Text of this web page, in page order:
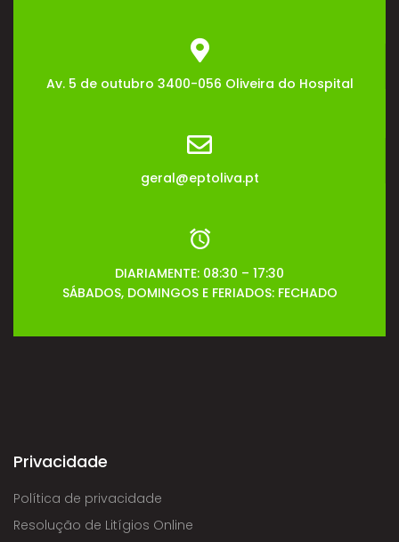
Av. 5 de outubro 3400-056 Oliveira do Hospital
geral@eptoliva.pt
DIARIAMENTE: 08:30 – 17:30
SÁBADOS, DOMINGOS E FERIADOS: FECHADO
Privacidade
Política de privacidade
Resolução de Litígios Online